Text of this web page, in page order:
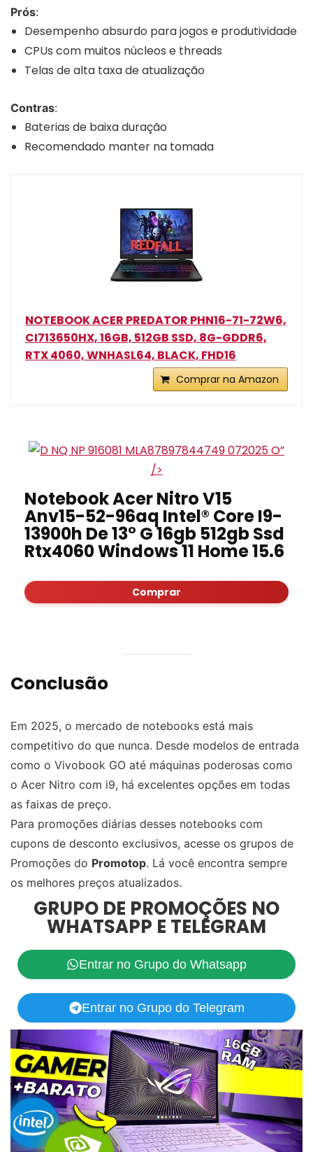
Prós:
Desempenho absurdo para jogos e produtividade
CPUs com muitos núcleos e threads
Telas de alta taxa de atualização
Contras:
Baterias de baixa duração
Recomendado manter na tomada
NOTEBOOK ACER PREDATOR PHN16-71-72W6,
CI713650HX, 16GB, 512GB SSD, 8G-GDDR6,
RTX 4060, WNHASL64, BLACK, FHD16
Comprar na Amazon
”
/>
Notebook Acer Nitro V15
Anv15-52-96aq Intel® Core I9-
13900h De 13° G 16gb 512gb Ssd
Rtx4060 Windows 11 Home 15.6
Comprar
Conclusão
Em 2025, o mercado de notebooks está mais
competitivo do que nunca. Desde modelos de entrada
como o Vivobook GO até máquinas poderosas como
o Acer Nitro com i9, há excelentes opções em todas
as faixas de preço.
Para promoções diárias desses notebooks com
cupons de desconto exclusivos, acesse os grupos de
Promoções do Promotop. Lá você encontra sempre
os melhores preços atualizados.
GRUPO DE PROMOÇÕES NO
WHATSAPP E TELEGRAM
Entrar no Grupo do Whatsapp
Entrar no Grupo do Telegram